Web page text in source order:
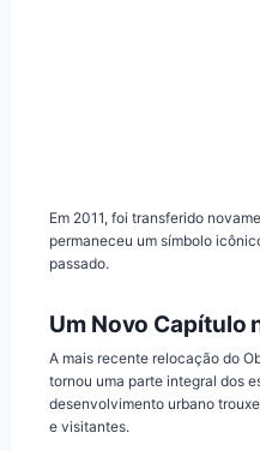
Em 2011, foi transferido
permaneceu um símbolo
passado.
Um Novo Capítulo
A mais recente relocação do
tornou uma parte integral dos
desenvolvimento urbano
e visitantes.